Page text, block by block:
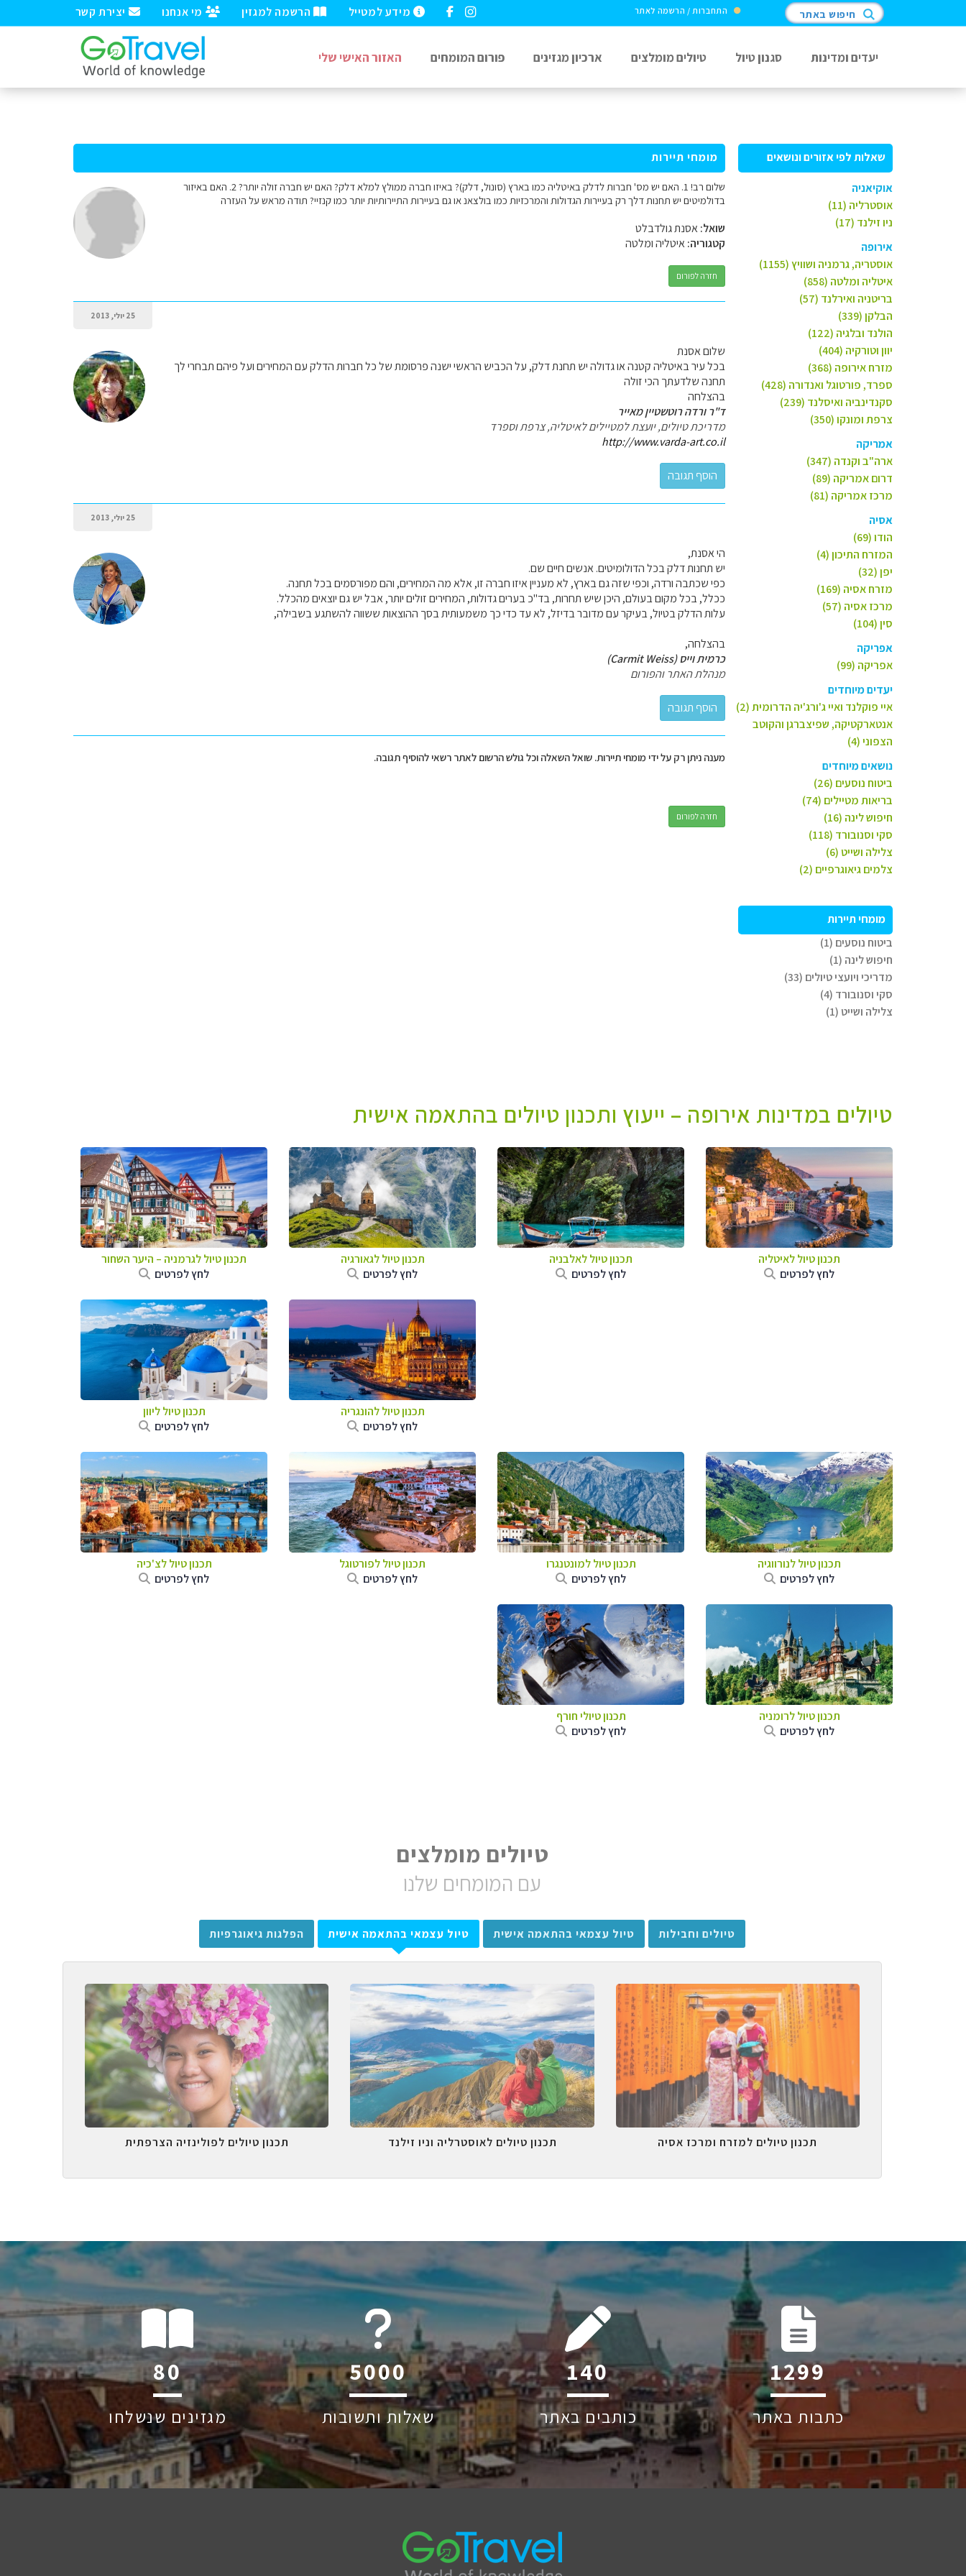
יצירת קשר מי אנחנו הרשמה למגזין מידע למטייל התחברות / הרשמה לאתר חיפוש באתר
יעדים ומדינות סגנון טיול טיולים מומלצים ארכיון מגזינים פורום המומחים האזור האישי שלי
שאלות לפי אזורים ונושאים
אוקיאניה
אוסטרליה (11)
ניו זילנד (17)
אירופה
אוסטריה, גרמניה ושוויץ (1155)
איטליה ומלטה (858)
בריטניה ואירלנד (57)
הבלקן (339)
הולנד ובלגיה (122)
יוון וטורקיה (404)
מזרח אירופה (368)
ספרד, פורטוגל ואנדורה (428)
סקנדינביה ואיסלנד (239)
צרפת ומונקו (350)
אמריקה
ארה"ב וקנדה (347)
דרום אמריקה (89)
מרכז אמריקה (81)
אסיה
הודו (69)
המזרח התיכון (4)
יפן (32)
מזרח אסיה (169)
מרכז אסיה (57)
סין (104)
אפריקה
אפריקה (99)
יעדים מיוחדים
איי פוקלנד ואיי ג'ורג'יה הדרומית (2)
אנטארקטיקה, שפיצברגן והקוטב
הצפוני (4)
נושאים מיוחדים
ביטוח נוסעים (26)
בריאות מטיילים (74)
חיפוש לינה (16)
סקי וסנובורד (118)
צלילה ושייט (6)
צלמים גיאוגרפיים (2)
מומחי תיירות
ביטוח נוסעים (1)
חיפוש לינה (1)
מדריכי ויועצי טיולים (33)
סקי וסנובורד (4)
צלילה ושייט (1)
מומחי תיירות
שלום רב! 1. האם יש מס' חברות לדלק באיטליה כמו בארץ (סונול, דלק)? באיזו חברה ממולץ למלא דלק? האם יש חברה זולה יותר? 2. האם באיזור
בדולמיטים יש תחנות דלך רק בעיירות הגדולות והמרכזיות כמו בולצאנ או גם בעיירות התיירותיות יותר כמו קנזיי? תודה מראש על העזרה
שואל:אסנת גולדבלט
קטגוריה:איטליה ומלטה
חזרה לפורום
25 יולי, 2013
שלום אסנת
בכל עיר באיטליה קטנה או גדולה יש תחנת דלק, על הכביש הראשי ישנה פרסומת של כל חברות הדלק עם המחירים ועל פיהם תבחרי לך
תחנה שלדעתך הכי זולה
בהצלחה
ד"ר ורדה רוטשטיין מאייר
מדריכת טיולים, יועצת למטיילים לאיטליה, צרפת וספרד
http://www.varda-art.co.il
25 יולי, 2013
הי אסנת,
יש תחנות דלק בכל הדולומיטים. אנשים חיים שם.
כפי שכתבה ורדה, וכפי שזה גם בארץ, לא מעניין איזו חברה זו, אלא מה המחירים, והם מפורסמים בכל תחנה.
ככלל, בכל מקום בעולם, היכן שיש תחרות, בד"כ בערים גדולות, המחירים זולים יותר, אבל יש גם יוצאים מהכלל.
עלות הדלק בטיול, בעיקר עם מדובר בדיזל, לא עד כדי כך משמעותית בסך ההוצאות ששווה להשתגע בשבילה,
בהצלחה,
כרמית וייס (Carmit Weiss)
מנהלת האתר והפורום
מענה ניתן רק על ידי מומחי תיירות. שואל השאלה וכל גולש הרשום לאתר רשאי להוסיף תגובה.
חזרה לפורום
טיולים במדינות אירופה – ייעוץ ותכנון טיולים בהתאמה אישית
תכנון טיול לאיטליה
לחץ לפרטים
תכנון טיול לאלבניה
לחץ לפרטים
תכנון טיול לגאורגיה
לחץ לפרטים
תכנון טיול לגרמניה – היער השחור
לחץ לפרטים
תכנון טיול להונגריה
לחץ לפרטים
תכנון טיול ליוון
לחץ לפרטים
תכנון טיול לנורווגיה
לחץ לפרטים
תכנון טיול למונטנגרו
לחץ לפרטים
תכנון טיול לפורטוגל
לחץ לפרטים
תכנון טיול לצ'כיה
לחץ לפרטים
תכנון טיול לרומניה
לחץ לפרטים
תכנון טיולי חורף
לחץ לפרטים
טיולים מומלצים
עם המומחים שלנו
טיולים וחבילות טיול עצמאי בהתאמה אישית טיול עצמאי בהתאמה אישית הפלגות גיאוגרפיות
תכנון טיולים למזרח ומרכז אסיה תכנון טיולים לאוסטרליה וניו זילנד תכנון טיולים לפולינזיה הצרפתית
126
מגזינים שנשלחו
6045
שאלות ותשובות
221
כותבים באתר
2058
כתבות באתר